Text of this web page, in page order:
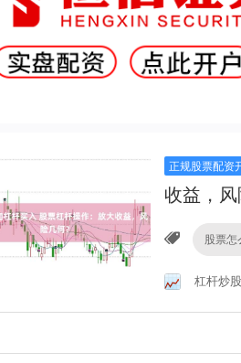
正规股票配资
收益，风
股票怎
杠杆炒